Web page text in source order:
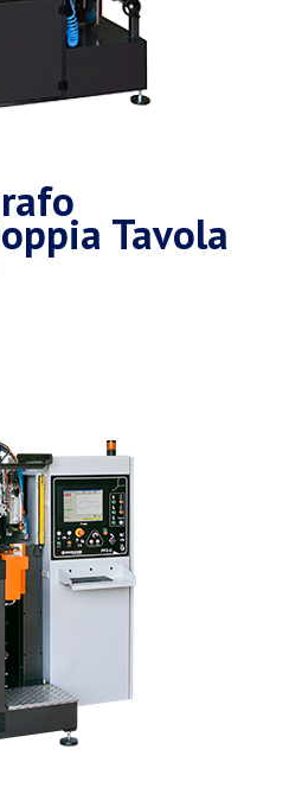
Tavola